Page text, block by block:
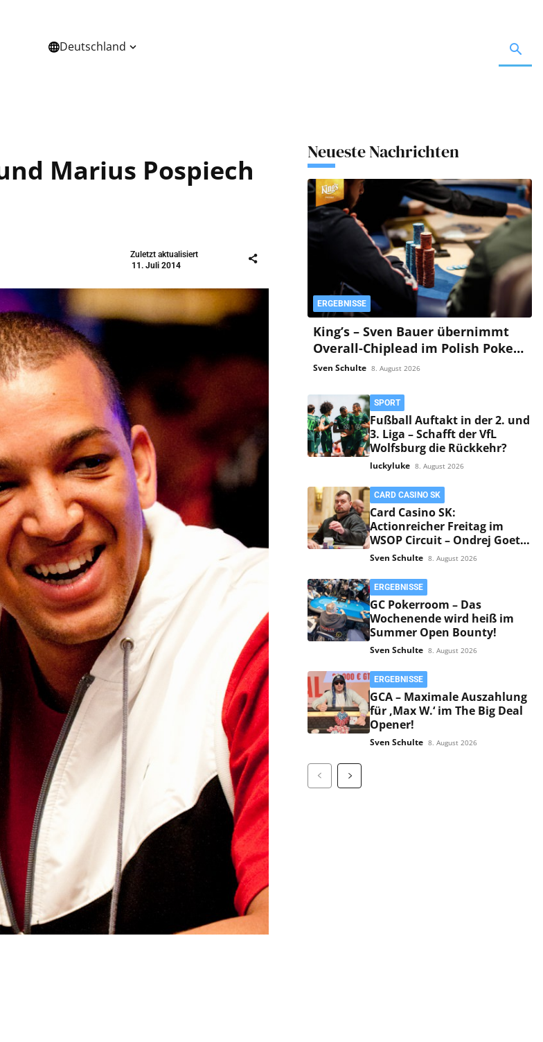
Deutschland
Marius Pospiech
Zuletzt aktualisiert
11. Juli 2014
Neueste Nachrichten
ERGEBNISSE
King’s – Sven Bauer übernimmt
Overall-Chiplead im Polish Poker
Masters Main!
Sven Schulte 8. August 2026
SPORT
Fußball Auftakt in der 2. und
3. Liga – Schafft der VfL
Wolfsburg die Rückkehr?
luckyluke 8. August 2026
CARD CASINO SK
Card Casino SK:
Actionreicher Freitag im
WSOP Circuit – Ondrej Goetz
siegt im PLO!
Sven Schulte 8. August 2026
ERGEBNISSE
GC Pokerroom – Das
Wochenende wird heiß im
Summer Open Bounty!
Sven Schulte 8. August 2026
ERGEBNISSE
GCA – Maximale Auszahlung
für ‚Max W.‘ im The Big Deal
Opener!
Sven Schulte 8. August 2026